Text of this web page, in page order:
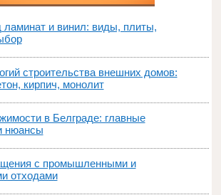
и винил: виды, плиты,
строительства внешних домов:
кирпич, монолит
в Белграде: главные
нюансы
с промышленными и
отходами